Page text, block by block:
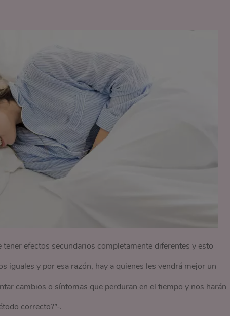
efectos secundarios completamente diferentes y esto
iguales y por esa razón, hay a quienes les vendrá mejor un
cambios o síntomas que perduran en el tiempo y nos harán
correcto?”-.